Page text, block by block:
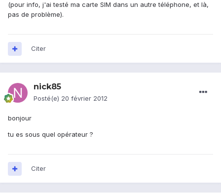
(pour info, j'ai testé ma carte SIM dans un autre téléphone, et là,
pas de problème).
Citer
nick85
Posté(e) 20 février 2012
bonjour
tu es sous quel opérateur ?
Citer